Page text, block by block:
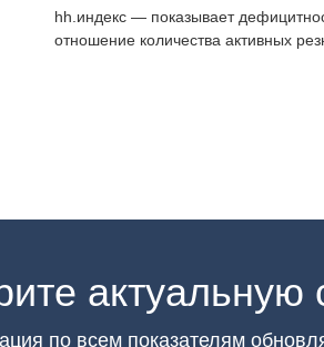
hh.индекс — показывает
отношение количества активных
актуальную
по всем показателям